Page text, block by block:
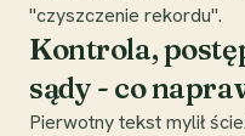
"czyszczenie rekordu".
Kontrola,
sądy - co
Pierwotny tekst mylił